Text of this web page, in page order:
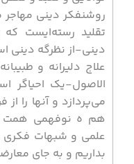
روشنفکر دینی
تقلید رسته‌ایست
دینی-از نظرگه
علاج دلیرانه و
الاصول-یک
می‌پردازد و آنها را
هم ه نوفهمی همت
علمی و شبهات فکری
بداریم و به جای